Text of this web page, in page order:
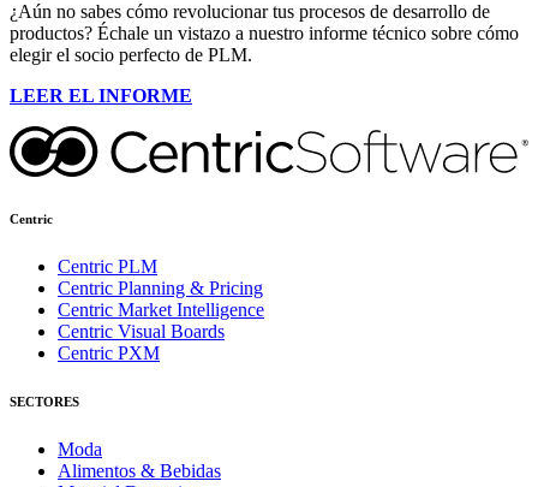
¿Aún no sabes cómo revolucionar tus procesos de desarrollo de
productos? Échale un vistazo a nuestro informe técnico sobre cómo
elegir el socio perfecto de PLM.
LEER EL INFORME
Centric
Centric PLM
Centric Planning & Pricing
Centric Market Intelligence
Centric Visual Boards
Centric PXM
SECTORES
Moda
Alimentos & Bebidas